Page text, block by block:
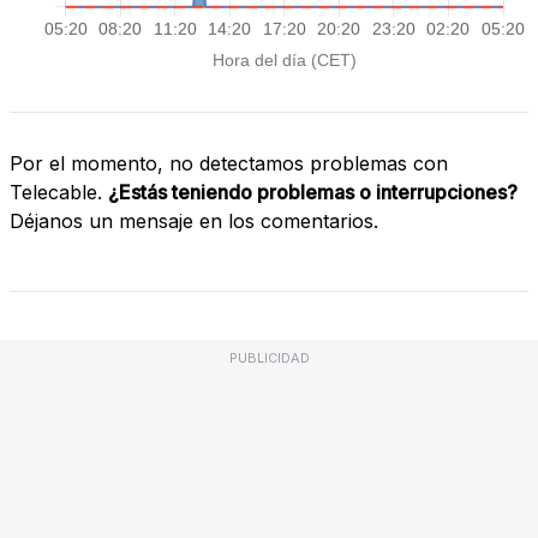
Por el momento, no detectamos problemas con
Telecable. ¿Estás teniendo problemas o interrupciones?
Déjanos un mensaje en los comentarios.
PUBLICIDAD